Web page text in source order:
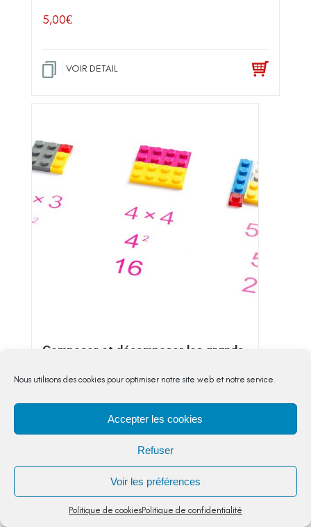
Nous utilisons des cookies pour optimiser notre site web et notre service.
Accepter les cookies
Refuser
Voir les préférences
Politique de cookiesPolitique de confidentialité
5,00€
VOIR DETAIL
Composer et décomposer les grands
Nombres et calculs,CM2
3 séances pour accompagner vos élèves
composer, décomposer les grands nombres
entiers en utilisant des regroupements par
milliers, comprendre et appliquer les...